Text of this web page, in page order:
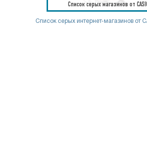
Список серых магазинов от
Список серых интернет-магазинов от